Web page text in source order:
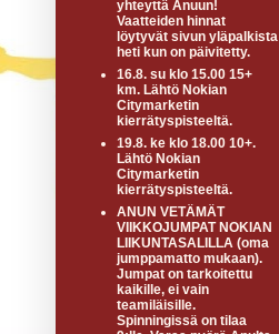
yhteyttä Anuun!
Vaatteiden hinnat
löytyvät sivun yläpalkista
heti kun on päivitetty.
16.8. su klo 15.00 15+
km. Lähtö Nokian
Citymarketin
kierrätyspisteeltä.
19.8. ke klo 18.00 10+.
Lähtö Nokian
Citymarketin
kierrätyspisteeltä.
ANUN VETÄMÄT
VIIKKOJUMPAT NOKIAN
LIIKUNTASALILLA (oma
jumppamatto mukaan).
Jumpat on tarkoitettu
kaikille, ei vain
teamiläisille.
Spinningissä on tilaa